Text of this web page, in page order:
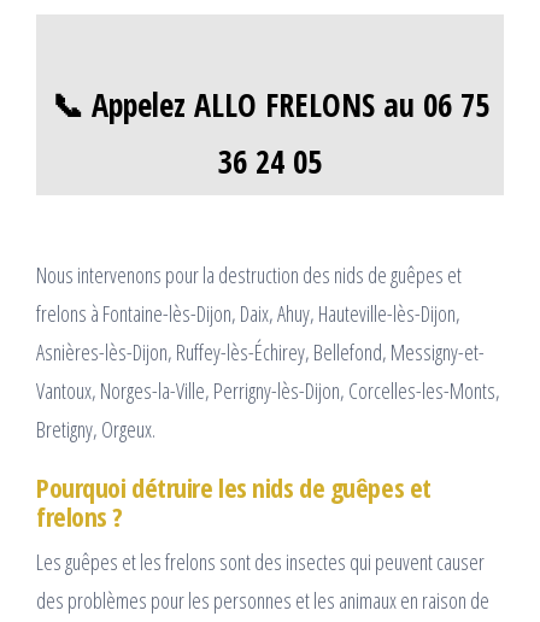
📞 Appelez ALLO FRELONS au 06 75
36 24 05
Nous intervenons pour la destruction des nids de guêpes et
frelons à Fontaine-lès-Dijon, Daix, Ahuy, Hauteville-lès-Dijon,
Asnières-lès-Dijon, Ruffey-lès-Échirey, Bellefond, Messigny-et-
Vantoux, Norges-la-Ville, Perrigny-lès-Dijon, Corcelles-les-Monts,
Bretigny, Orgeux.
Pourquoi détruire les nids de guêpes et
frelons ?
Les guêpes et les frelons sont des insectes qui peuvent causer
des problèmes pour les personnes et les animaux en raison de